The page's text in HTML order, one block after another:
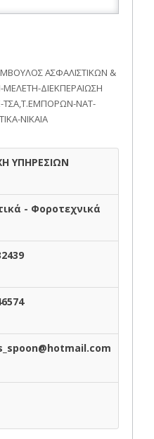
ΑΣΦΑΛΙΣΤΙΚΩΝ &
ΔΙΕΚΠΕΡΑΙΩΣΗ
ΤΣΑ,Τ.ΕΜΠΟΡΩΝ-ΝΑΤ-
ΝΙΚΑΙΑ
ΥΠΗΡΕΣΙΩΝ
- Φοροτεχνικά